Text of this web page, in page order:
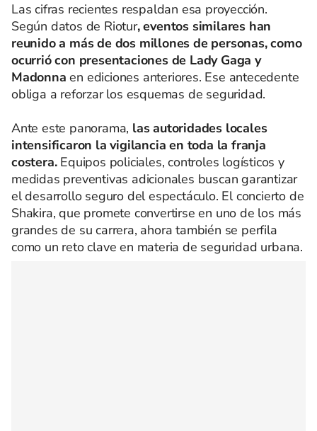
Las cifras recientes respaldan esa proyección.
Según datos de Riotur, eventos similares han
reunido a más de dos millones de personas, como
ocurrió con presentaciones de Lady Gaga y
Madonnaen ediciones anteriores. Ese antecedente
obliga a reforzar los esquemas de seguridad.
Ante este panorama, las autoridades locales
intensificaron la vigilancia en toda la franja
costera. Equipos policiales, controles logísticos y
medidas preventivas adicionales buscan garantizar
el desarrollo seguro del espectáculo. El concierto de
Shakira, que promete convertirse en uno de los más
grandes de su carrera, ahora también se perfila
como un reto clave en materia de seguridad urbana.